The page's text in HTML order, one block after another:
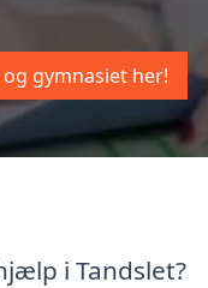
gymnasiet her!
i Tandslet?